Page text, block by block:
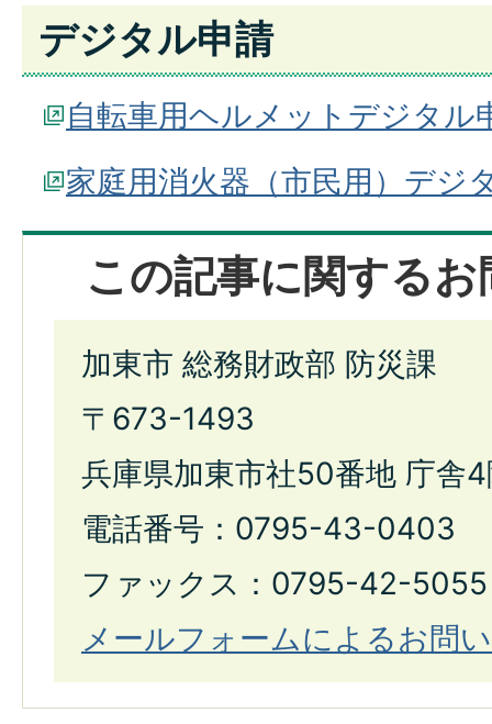
デジタル申請
自転車用ヘルメットデジタル
家庭用消火器（市民用）デジ
この記事に関する
加東市 総務財政部 防災課
〒673-1493
兵庫県加東市社50番地 庁舎
電話番号：0795-43-0403
ファックス：0795-42-5055
メールフォームによるお問